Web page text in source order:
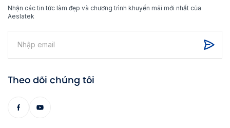
Nhận các tin tức làm đẹp và chương trình khuyến mãi mới nhất của
Aeslatek
Theo dõi chúng tôi